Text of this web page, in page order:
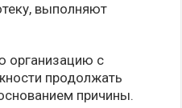
выполняют
организацию с
продолжать
причины.